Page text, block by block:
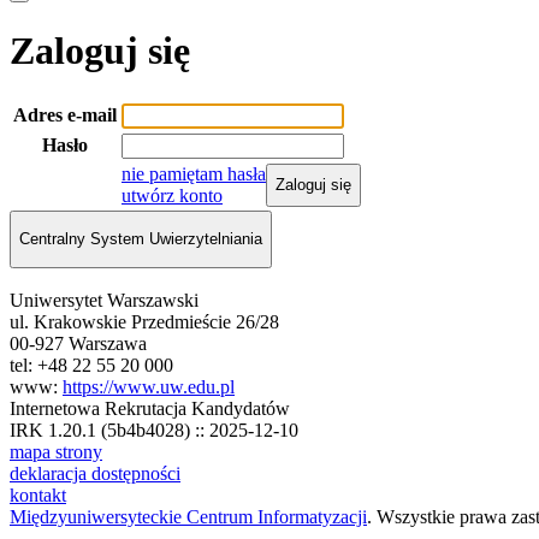
Zaloguj się
Adres e-mail
Hasło
nie pamiętam hasła
utwórz konto
Zaloguj się
Centralny System Uwierzytelniania
Uniwersytet Warszawski
ul. Krakowskie Przedmieście 26/28
00-927 Warszawa
tel: +48 22 55 20 000
www: https://www.uw.edu.pl
Internetowa Rekrutacja Kandydatów
IRK 1.20.1 (5b4b4028) :: 2025-12-10
mapa strony
deklaracja dostępności
kontakt
Międzyuniwersyteckie Centrum Informatyzacji. Wszystkie prawa